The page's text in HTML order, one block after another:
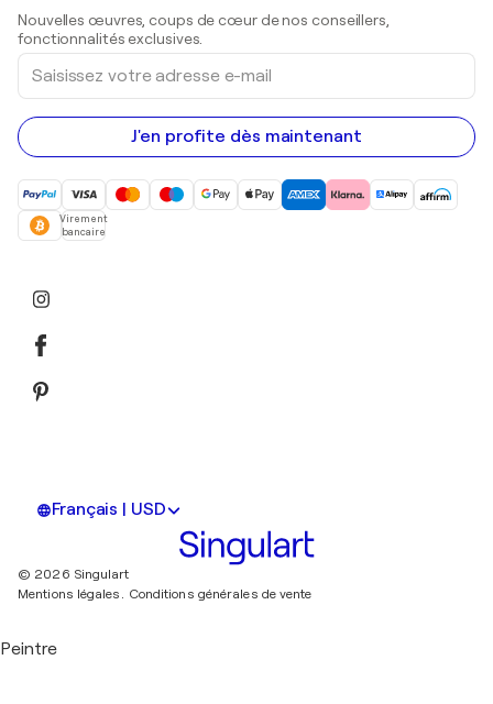
Peintures acryliques
Nouvelles œuvres, coups de cœur de nos conseillers,
fonctionnalités exclusives.
Saisissez
votre
adresse
e-
mail
J'en profite dès maintenant
Virement
bancaire
Français | USD
© 2026 Singulart
Mentions légales. Conditions générales de vente
Peintre